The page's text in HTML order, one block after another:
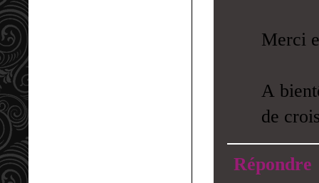
Merci
A
de
Répondre